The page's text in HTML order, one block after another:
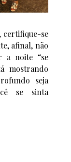
certifique-se
afinal, não
a noite “se
mostrando
seja
se sinta